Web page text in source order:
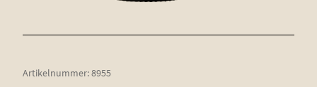
Artikelnummer:8955